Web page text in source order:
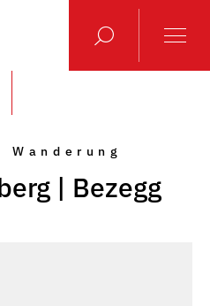
Wanderung
| Bezegg